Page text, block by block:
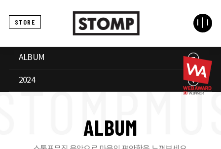
STORE
ALBUM
2024
ALBUM